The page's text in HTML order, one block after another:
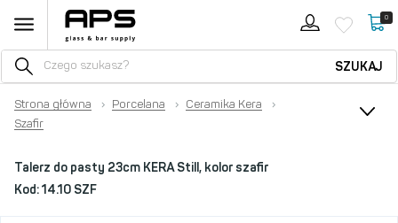
0
SZUKAJ
Strona główna › Porcelana › Ceramika Kera
›
Szafir
Talerz do pasty 23cm KERA Still, kolor szafir
Kod:14.10 SZF